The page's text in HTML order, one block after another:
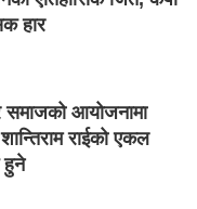
हार
समाजको आयोजनामा
राईको एकल
हुने